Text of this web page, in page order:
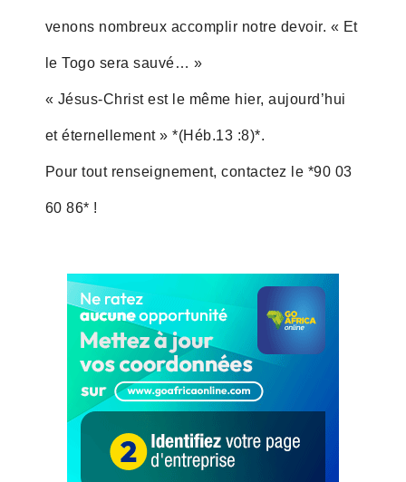
venons nombreux accomplir notre devoir. « Et
le Togo sera sauvé… »
« Jésus-Christ est le même hier, aujourd’hui
et éternellement » *(Héb.13 :8)*.
Pour tout renseignement, contactez le *90 03
60 86* !